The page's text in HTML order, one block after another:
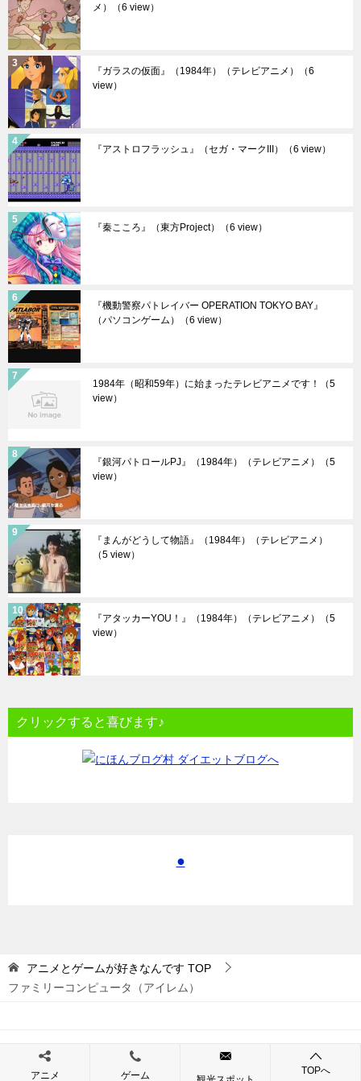
メ）
（6 view）
『ガラスの仮面』（1984年）（テレビアニメ）
（6
view）
『アストロフラッシュ』（セガ・マークIII） （6 view）
『秦こころ』（東方Project） （6 view）
『機動警察パトレイバー OPERATION TOKYO BAY』
（パソコンゲーム）
（6 view）
1984年（昭和59年）に始まったテレビアニメです！
（5
view）
『銀河パトロールPJ』（1984年）（テレビアニメ）
（5
view）
『まんがどうして物語』（1984年）（テレビアニメ）
（5 view）
『アタッカーYOU！』（1984年）（テレビアニメ）
（5
view）
クリックすると喜びます♪
●
アニメとゲームが好きなんです TOP
ファミリーコンピュータ（アイレム）
© 2017 アニメとゲームが好きなんです
アニメ ゲーム TOPへ